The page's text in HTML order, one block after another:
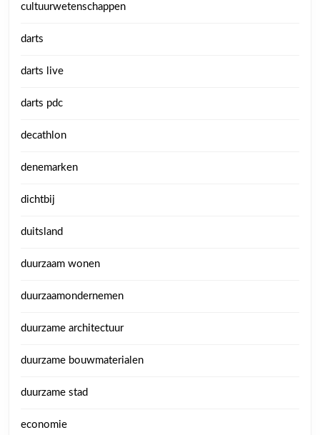
cultuurwetenschappen
darts
darts live
darts pdc
decathlon
denemarken
dichtbij
duitsland
duurzaam wonen
duurzaamondernemen
duurzame architectuur
duurzame bouwmaterialen
duurzame stad
economie